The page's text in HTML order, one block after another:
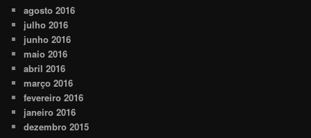
agosto 2016
julho 2016
junho 2016
maio 2016
abril 2016
março 2016
fevereiro 2016
janeiro 2016
dezembro 2015